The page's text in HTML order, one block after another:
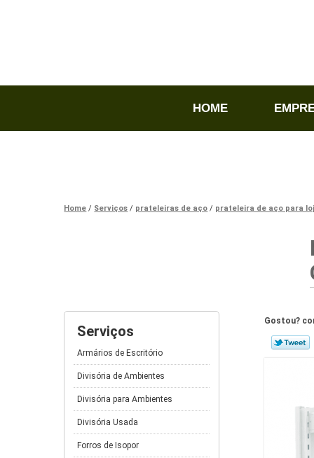
HOME
Home Serviços prateleiras de aço prateleira de aço para
Serviços
Armários de Escritório
Divisória de Ambientes
Divisória para Ambientes
Divisória Usada
Forros de Isopor
Gostou?